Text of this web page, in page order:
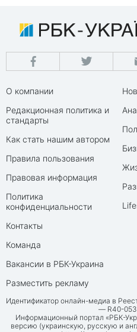
О компании
Редакционная политика и
стандарты
Как стать нашим автором
Правила пользования
Правовая информация
Политика
конфиденциальности
Контакты
Команда
Вакансии в РБК-Украина
Разместить рекламу
Идентификатор онлайн-медиа в
— R40-
Информационный портал «РБК-
версию (украинскую, русскую и